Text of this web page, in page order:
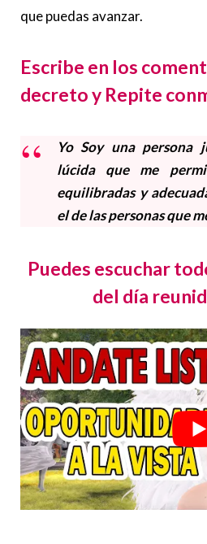
que puedas avanzar.
Escribe en los
decreto y Repite
Yo Soy una persona
lúcida que me
equilibradas y
el de las personas que
Puedes escuchar
del día